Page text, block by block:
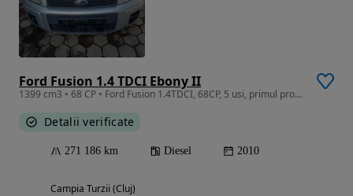
Ford Fusion 1.4 TDCI Ebony II
1399 cm3 • 68 CP • Ford Fusion 1.4TDCI, 68CP, 5 usi, primul proprietar, carte de service.
Detalii verificate
271 186 km Diesel 2010
Campia Turzii (Cluj)